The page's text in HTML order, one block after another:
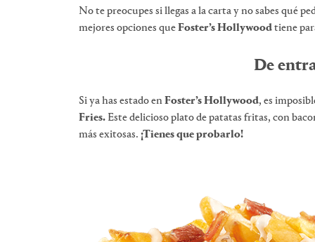
No te preocupes si llegas a la carta y no sabes qué
mejores opciones queFoster’s Hollywoodtiene
De
Si ya has estado enFoster’s Hollywood, es
Fries. Este delicioso plato de patatas fritas, con
más exitosas. ¡Tienes que probarlo!